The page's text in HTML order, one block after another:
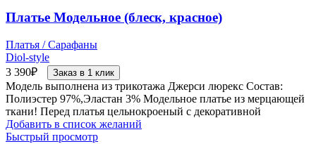
Платье Модельное (блеск, красное)
Платья / Сарафаны
Diol-style
3 390₽ Заказ в 1 клик
Модель выполнена из трикотажа Джерси люрекс Состав:
Полиэстер 97%,Эластан 3% Модельное платье из мерцающей
ткани! Перед платья цельнокроеный с декоративной
Добавить в список желаний
Быстрый просмотр